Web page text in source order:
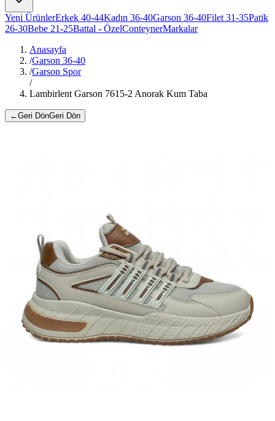
Yeni ÜrünlerErkek 40-44Kadın 36-40Garson 36-40Filet 31-35Patik
26-30Bebe 21-25Battal - ÖzelConteynerMarkalar
Anasayfa
/Garson 36-40
/Garson Spor
/
Lambirlent Garson 7615-2 Anorak Kum Taba
←Geri DönGeri Dön